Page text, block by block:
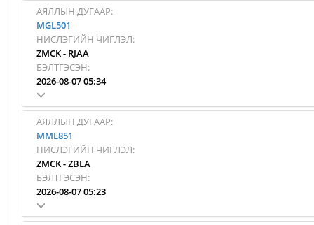
АЯЛЛЫН ДУГААР:
MGL501
НИСЛЭГИЙН ЧИГЛЭЛ:
ZMCK- RJAA
БЭЛТГЭСЭН:
2026-08-07 05:34
АЯЛЛЫН ДУГААР:
MML851
НИСЛЭГИЙН ЧИГЛЭЛ:
ZMCK-ZBLA
БЭЛТГЭСЭН:
2026-08-07 05:23